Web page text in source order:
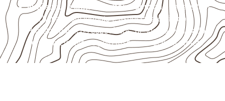
Indústrias e linhas de montagem que necessitam
de chapas com formato e espessura definidos.
Projetos náuticos específicos, desde que validados
pela ficha técnica e pelo responsável pelo projeto.